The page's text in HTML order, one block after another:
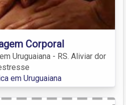
Corporal
Uruguaiana - RS. Aliviar dor
em Uruguaiana